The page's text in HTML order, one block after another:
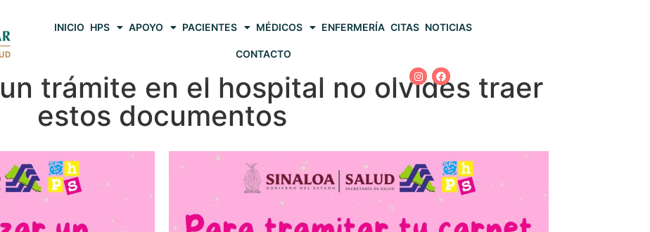
INICIO HPS APOYO PACIENTES MÉDICOS ENFERMERÍA CITAS NOTICIAS
CONTACTO
trámite en el hospital no olvides traer
estos documentos